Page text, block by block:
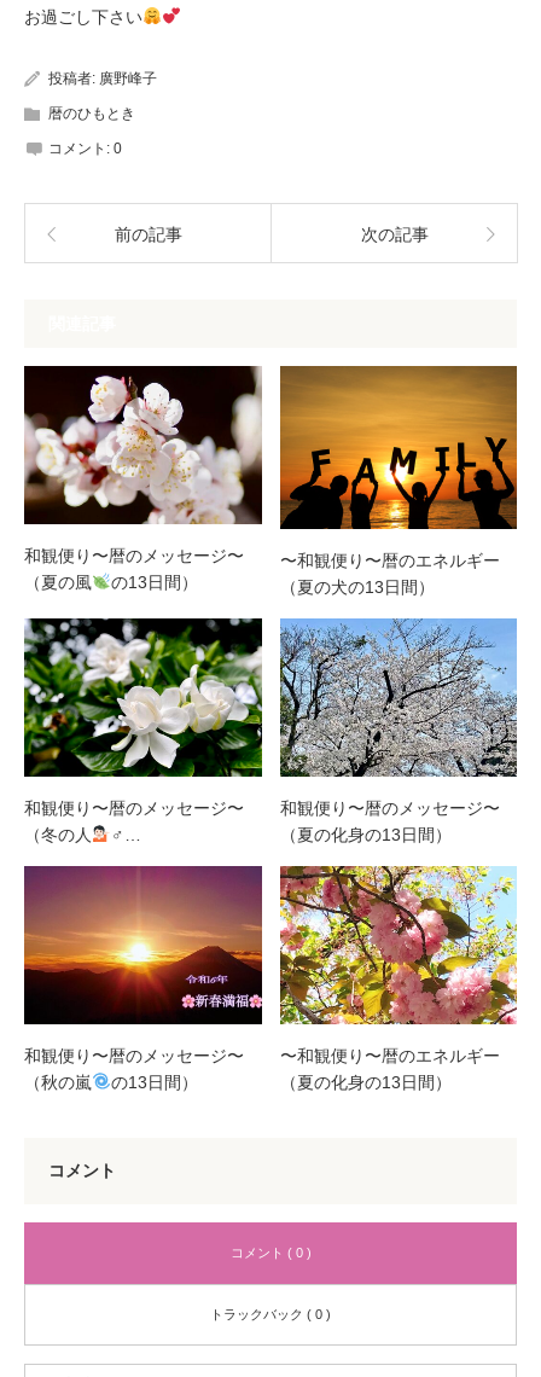
お過ごし下さい
投稿者: 廣野峰子
暦のひもとき
コメント: 0
前の記事 次の記事
和観便り〜暦のメッセージ〜
（夏の風
の13日間）
〜和観便り〜暦のエネルギー
（夏の犬の13日間）
和観便り〜暦のメッセージ〜
（冬の人
‍♂…
和観便り〜暦のメッセージ〜
（夏の化身の13日間）
和観便り〜暦のメッセージ〜
（秋の嵐
の13日間）
〜和観便り〜暦のエネルギー
（夏の化身の13日間）
コメント
コメント ( 0 )
トラックバック ( 0 )